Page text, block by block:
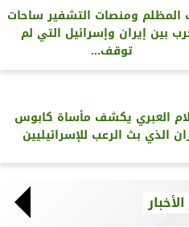
المظلم ومنصات التشفير ساحات
بين إيران وإسرائيل التي لم
توقف...
العبري يكشف مأساة كابوس
الذي بث الرعب للإسرائيليين